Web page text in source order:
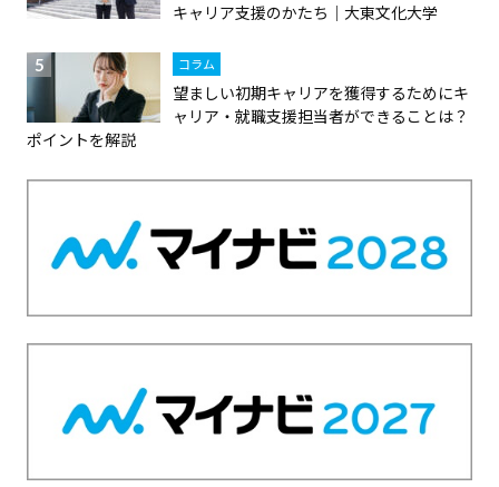
キャリア支援のかたち｜大東文化大学
コラム
望ましい初期キャリアを獲得するためにキ
ャリア・就職支援担当者ができることは？
ポイントを解説